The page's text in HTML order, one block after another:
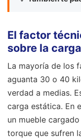
El factor
sobre la carga
La mayoría de los
aguanta 30 o 40
verdad a medias.
carga estática. En
un mueble
torque que sufren